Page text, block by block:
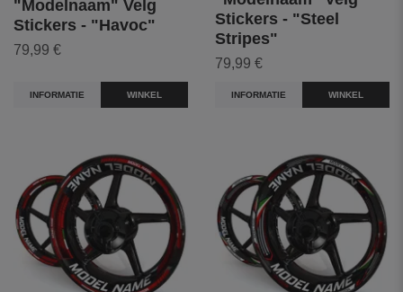
"Modelnaam" Velg
Stickers - "Havoc"
79,99 €
INFORMATIE WINKEL
Stickers - "Steel
Stripes"
79,99 €
INFORMATIE WINKEL